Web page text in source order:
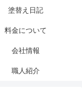
塗替え日記
料金について
会社情報
職人紹介